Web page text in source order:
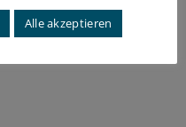
Alle akzeptieren